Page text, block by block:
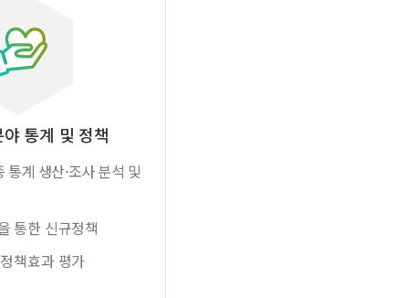
통계 및 정책
계 생산·조사 분석 및
통한 신규정책
책효과 평가